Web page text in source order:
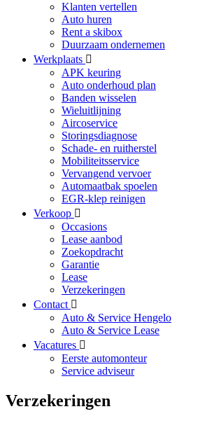
Klanten vertellen
Auto huren
Rent a skibox
Duurzaam ondernemen
Werkplaats
APK keuring
Auto onderhoud plan
Banden wisselen
Wieluitlijning
Aircoservice
Storingsdiagnose
Schade- en ruitherstel
Mobiliteitsservice
Vervangend vervoer
Automaatbak spoelen
EGR-klep reinigen
Verkoop
Occasions
Lease aanbod
Zoekopdracht
Garantie
Lease
Verzekeringen
Contact
Auto & Service Hengelo
Auto & Service Lease
Vacatures
Eerste automonteur
Service adviseur
Verzekeringen